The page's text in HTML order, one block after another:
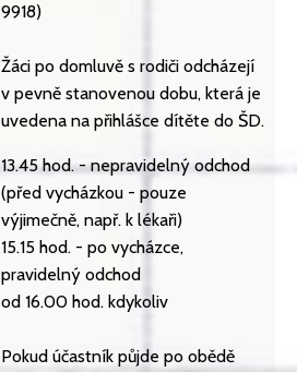
9918)
Žáci po domluvě s rodiči odcházejí
v pevně stanovenou dobu, která je
uvedena na přihlášce dítěte do ŠD.
13.45 hod. - nepravidelný odchod
(před vycházkou - pouze
výjimečně, např. k lékaři)
15.15 hod. - po vycházce,
pravidelný odchod
od 16.00 hod. kdykoliv
Pokud účastník půjde po obědě